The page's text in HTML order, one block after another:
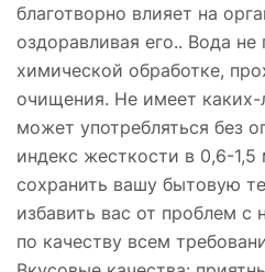
благотворно влияет на
оздоравливая его.. Вода не
химической обработке,
очищения. Не имеет каких-
может употребляться без
индекс жесткости в 0,6-1,5
сохранить вашу бытовую
избавить вас от проблем
по качеству всем